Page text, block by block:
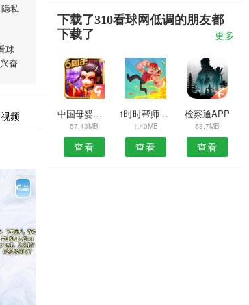
私
球
奋
视频
下载了310看球网低调的朋友都
下载了
更多
中国母婴用品APP
57.43MB
查看
1时时帮师傅端APP
1.40MB
查看
检察通APP
53.7MB
查看